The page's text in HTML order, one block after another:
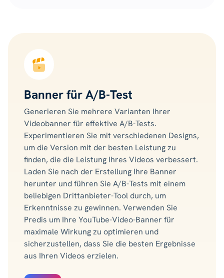
Banner für A/B-Test
Generieren Sie mehrere Varianten Ihrer
Videobanner für effektive A/B-Tests.
Experimentieren Sie mit verschiedenen Designs,
um die Version mit der besten Leistung zu
finden, die die Leistung Ihres Videos verbessert.
Laden Sie nach der Erstellung Ihre Banner
herunter und führen Sie A/B-Tests mit einem
beliebigen Drittanbieter-Tool durch, um
Erkenntnisse zu gewinnen. Verwenden Sie
Predis um Ihre YouTube-Video-Banner für
maximale Wirkung zu optimieren und
sicherzustellen, dass Sie die besten Ergebnisse
aus Ihren Videos erzielen.